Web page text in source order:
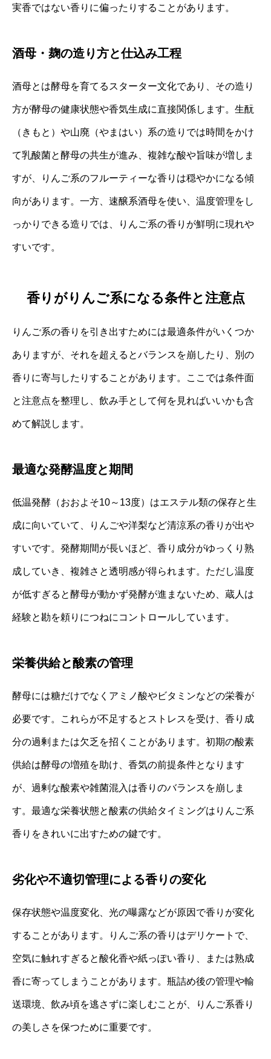
実香ではない香りに偏ったりすることがあります。
酒母・麹の造り方と仕込み工程
酒母とは酵母を育てるスターター文化であり、その造り
方が酵母の健康状態や香気生成に直接関係します。生酛
（きもと）や山廃（やまはい）系の造りでは時間をかけ
て乳酸菌と酵母の共生が進み、複雑な酸や旨味が増しま
すが、りんご系のフルーティーな香りは穏やかになる傾
向があります。一方、速醸系酒母を使い、温度管理をし
っかりできる造りでは、りんご系の香りが鮮明に現れや
すいです。
香りがりんご系になる条件と注意点
りんご系の香りを引き出すためには最適条件がいくつか
ありますが、それを超えるとバランスを崩したり、別の
香りに寄与したりすることがあります。ここでは条件面
と注意点を整理し、飲み手として何を見ればいいかも含
めて解説します。
最適な発酵温度と期間
低温発酵（おおよそ10～13度）はエステル類の保存と生
成に向いていて、りんごや洋梨など清涼系の香りが出や
すいです。発酵期間が長いほど、香り成分がゆっくり熟
成していき、複雑さと透明感が得られます。ただし温度
が低すぎると酵母が動かず発酵が進まないため、蔵人は
経験と勘を頼りにつねにコントロールしています。
栄養供給と酸素の管理
酵母には糖だけでなくアミノ酸やビタミンなどの栄養が
必要です。これらが不足するとストレスを受け、香り成
分の過剰または欠乏を招くことがあります。初期の酸素
供給は酵母の増殖を助け、香気の前提条件となります
が、過剰な酸素や雑菌混入は香りのバランスを崩しま
す。最適な栄養状態と酸素の供給タイミングはりんご系
香りをきれいに出すための鍵です。
劣化や不適切管理による香りの変化
保存状態や温度変化、光の曝露などが原因で香りが変化
することがあります。りんご系の香りはデリケートで、
空気に触れすぎると酸化香や紙っぽい香り、または熟成
香に寄ってしまうことがあります。瓶詰め後の管理や輸
送環境、飲み頃を逃さずに楽しむことが、りんご系香り
の美しさを保つために重要です。